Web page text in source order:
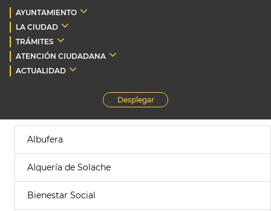
AYUNTAMIENTO
LA CIUDAD
TRÁMITES
ATENCIÓN CIUDADANA
ACTUALIDAD
Desplegar
Albufera
Alquería de Solache
Bienestar Social